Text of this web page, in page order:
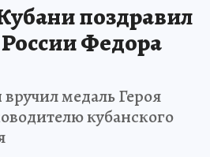
поздравил
Федора
медаль Героя
кубанского